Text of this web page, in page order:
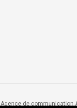
Agence de communication